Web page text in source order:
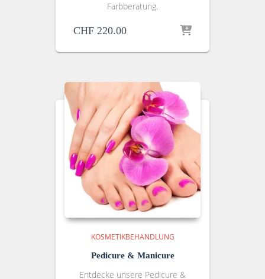
Farbberatung.
CHF 220.00
KOSMETIKBEHANDLUNG
Pedicure & Manicure
Entdecke unsere Pedicure &